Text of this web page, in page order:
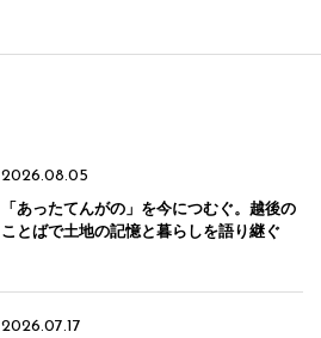
2026.08.05
「あったてんがの」を今につむぐ。越後の
ことばで土地の記憶と暮らしを語り継ぐ
2026.07.17